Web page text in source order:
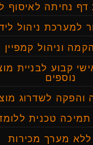
נחיתה לאיסוף
למערכת ניהול
הקמה וניהול קמפיין
קבוע לבניית
נוספים
והפקה לשדרוג
טכנית
ללא מערך מכירות